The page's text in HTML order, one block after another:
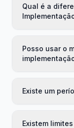
Qual é a
Posso usar o
Existe um
Existem